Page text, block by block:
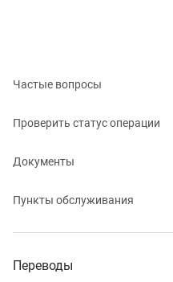
Частые вопросы
Проверить статус операции
Документы
Пункты обслуживания
Переводы